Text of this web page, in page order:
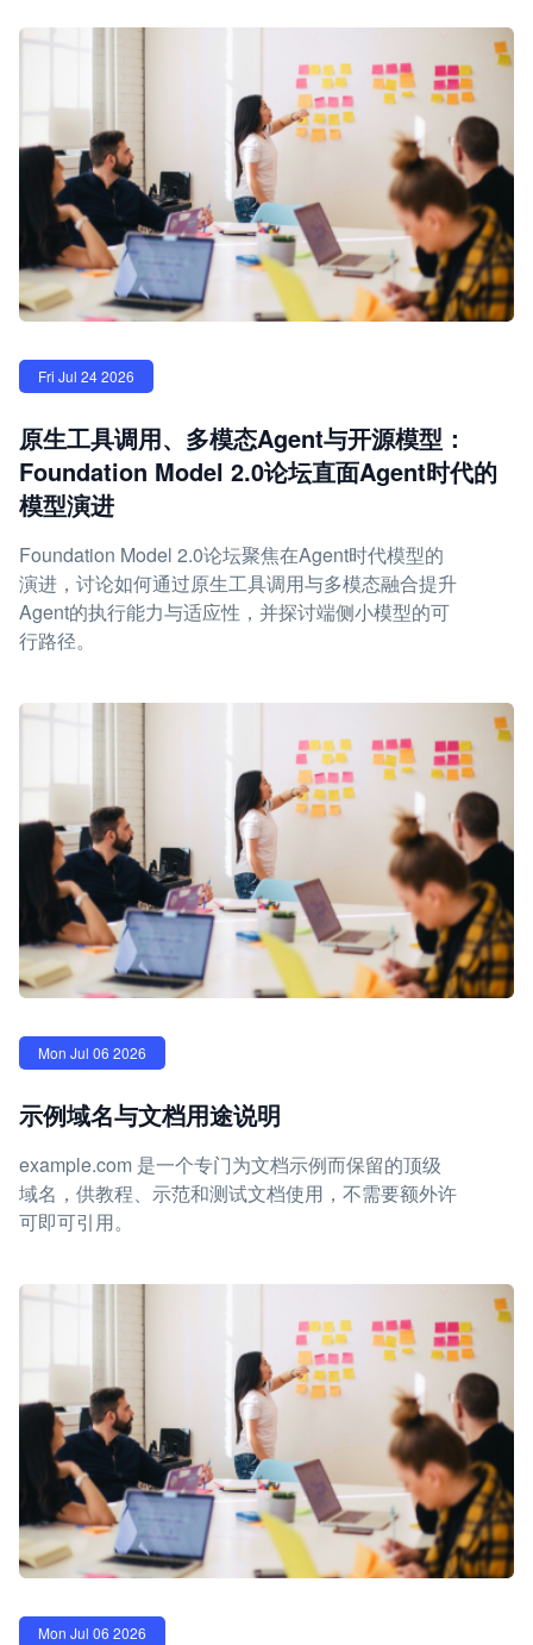
Fri Jul 24 2026
原生工具调用、多模态Agent与开源模型：
Foundation Model 2.0论坛直面Agent时代的
模型演进
Foundation Model 2.0论坛聚焦在Agent时代模型的
演进，讨论如何通过原生工具调用与多模态融合提升
Agent的执行能力与适应性，并探讨端侧小模型的可
行路径。
Mon Jul 06 2026
示例域名与文档用途说明
example.com 是一个专门为文档示例而保留的顶级
域名，供教程、示范和测试文档使用，不需要额外许
可即可引用。
Mon Jul 06 2026